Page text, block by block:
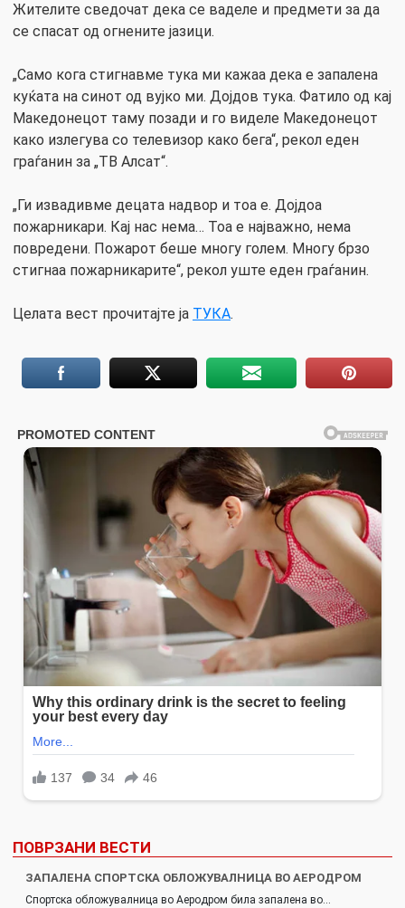
Жителите сведочат дека се ваделе и предмети за да
се спасат од огнените јазици.
„Само кога стигнавме тука ми кажаа дека е запалена
куќата на синот од вујко ми. Дојдов тука. Фатило од кај
Македонецот таму позади и го виделе Македонецот
како излегува со телевизор како бега“, рекол еден
граѓанин за „ТВ Алсат“.
„Ги извадивме децата надвор и тоа е. Дојдоа
пожарникари. Кај нас нема… Тоа е најважно, нема
повредени. Пожарот беше многу голем. Многу брзо
стигнаа пожарникарите“, рекол уште еден граѓанин.
Целата вест прочитајте ја ТУКА.
ПОВРЗАНИ ВЕСТИ
ЗАПАЛЕНА СПОРТСКА ОБЛОЖУВАЛНИЦА ВО АЕРОДРОМ
Спортска обложувалница во Аеродром била запалена во…